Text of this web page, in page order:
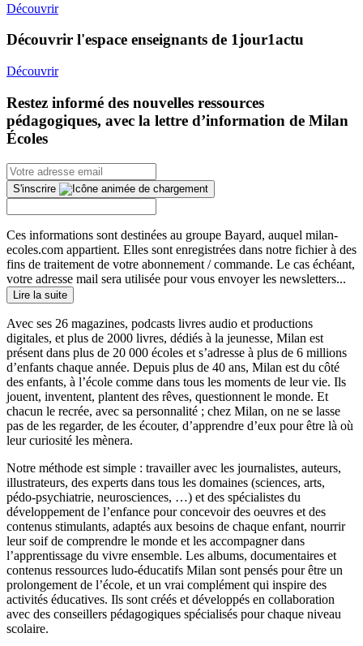
Découvrir
Découvrir l'espace enseignants de 1jour1actu
Découvrir
Restez informé des nouvelles ressources
pédagogiques, avec la lettre d’information de Milan
Écoles
S'inscrire
Ces informations sont destinées au groupe Bayard, auquel milan-
ecoles.com appartient. Elles sont enregistrées dans notre fichier à des
fins de traitement de votre abonnement / commande. Le cas échéant,
votre adresse mail sera utilisée pour vous envoyer les newsletters...
Lire la suite
Avec ses 26 magazines, podcasts livres audio et productions
digitales, et plus de 2000 livres, dédiés à la jeunesse, Milan est
présent dans plus de 20 000 écoles et s’adresse à plus de 6 millions
d’enfants chaque année. Depuis plus de 40 ans, Milan est du côté
des enfants, à l’école comme dans tous les moments de leur vie. Ils
jouent, inventent, plantent des rêves, questionnent le monde. Et
chacun le recrée, avec sa personnalité ; chez Milan, on ne se lasse
pas de les regarder, de les écouter, d’apprendre d’eux pour être là où
leur curiosité les mènera.
Notre méthode est simple : travailler avec les journalistes, auteurs,
illustrateurs, des experts dans tous les domaines (sciences, arts,
pédo-psychiatrie, neurosciences, …) et des spécialistes du
développement de l’enfance pour concevoir des oeuvres et des
contenus stimulants, adaptés aux besoins de chaque enfant, nourrir
leur soif de comprendre le monde et les accompagner dans
l’apprentissage du vivre ensemble. Les albums, documentaires et
contenus ressources ludo-éducatifs Milan sont pensés pour être un
prolongement de l’école, et un vrai complément qui inspire des
activités éducatives. Ils sont créés et développés en collaboration
avec des conseillers pédagogiques spécialisés pour chaque niveau
scolaire.